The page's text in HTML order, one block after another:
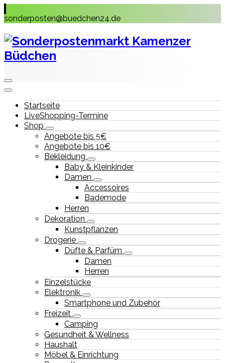
to
sonderposten@buedchen24.de
Startseite
LiveShopping-Termine
Shop
Angebote bis 5€
Angebote bis 10€
Bekleidung
Baby & Kleinkinder
Damen
Accessoires
Bademode
Herren
Dekoration
Kunstpflanzen
Drogerie
Düfte & Parfüm
Damen
Herren
Einzelstücke
Elektronik
Smartphone und Zubehör
Freizeit
Camping
Gesundheit & Wellness
Haushalt
Möbel & Einrichtung